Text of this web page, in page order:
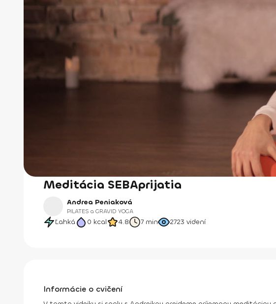
Meditácia SEBAprijatia
Andrea Peniaková
PILATES a GRAVID YOGA
Ľahká 0 kcal 4.8 7 min 2723 videní
Informácie o cvičení